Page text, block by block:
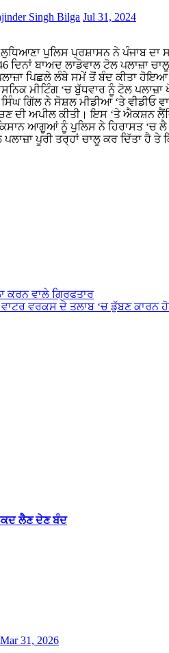
Singh Bilga Jul 31, 2024
ਦਿਨਾਂ ਬਾਅਦ ਲਾਡੋਵਾਲ ਟੋਲ ਪਲਾਜ਼ਾ
ਪਿਛਲੇ ਲੰਬੇ ਸਮੇਂ ਤੋਂ ਬੰਦ ਕੀਤਾ
ਮੀਟਿੰਗ ‘ਚ ਬੁੱਧਵਾਰ ਨੂੰ ਟੋਲ
ਗਿੱਲ ਨੇ ਸੋਸ਼ਲ ਮੀਡੀਆ ‘ਤੇ ਵੀਡੀਓ
ਦੀ ਅਪੀਲ ਕੀਤੀ। ਇਸ ‘ਤੇ ਐਕਸ਼ਨ
ਆਗੂਆਂ ਨੂੰ ਪੁਲਿਸ ਨੇ ਹਿਰਾਸਤ ‘ਚ ਲੈ
ਪੂਰੀ ਤਰ੍ਹਾਂ ਚਾਲੂ ਕਰ ਦਿੱਤਾ
ਵਾਲੇ ਗ੍ਰਿਫਤਾਰ
ਵਾਟਰ ਵਰਕਸ ਦੇ ਤਲਾਬ ‘ਚ ਡੁੱਬਣ ਕਾਰਨ
ਲੈਣ ਦੇਣ ਬੰਦ
Mar 31, 2026